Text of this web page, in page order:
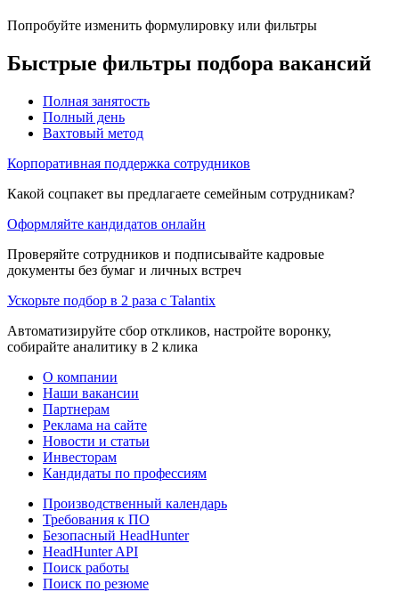
Попробуйте изменить формулировку или фильтры
Быстрые фильтры подбора вакансий
Полная занятость
Полный день
Вахтовый метод
Корпоративная поддержка сотрудников
Какой соцпакет вы предлагаете семейным сотрудникам?
Оформляйте кандидатов онлайн
Проверяйте сотрудников и подписывайте кадровые
документы без бумаг и личных встреч
Ускорьте подбор в 2 раза с Talantix
Автоматизируйте сбор откликов, настройте воронку,
собирайте аналитику в 2 клика
О компании
Наши вакансии
Партнерам
Реклама на сайте
Новости и статьи
Инвесторам
Кандидаты по профессиям
Производственный календарь
Требования к ПО
Безопасный HeadHunter
HeadHunter API
Поиск работы
Поиск по резюме